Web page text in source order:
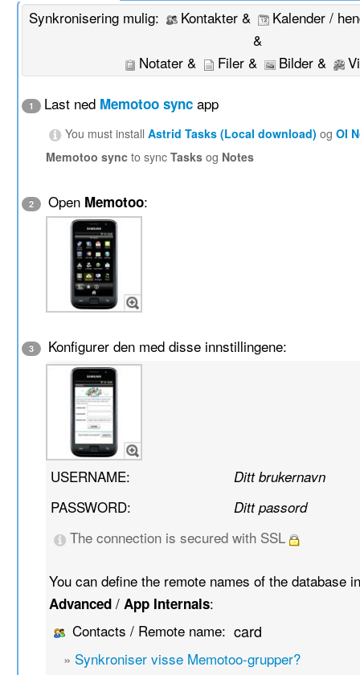
Synkronisering mulig:
Kontakter &
Kalender /
&
Notater &
Filer & Bilder &
1 Last ned Memotoo sync app
You must installAstrid Tasks (Local download) ogOI
Memotoo sync to syncTasks og Notes
2 Open Memotoo:
3 Konfigurer den med disse innstillingene:
USERNAME: Ditt brukernavn
PASSWORD: Ditt passord
The connection is secured with SSL
You can define the remote names of the database
Advanced /App Internals:
Contacts / Remote name: card
» Synkroniser visse Memotoo-grupper?